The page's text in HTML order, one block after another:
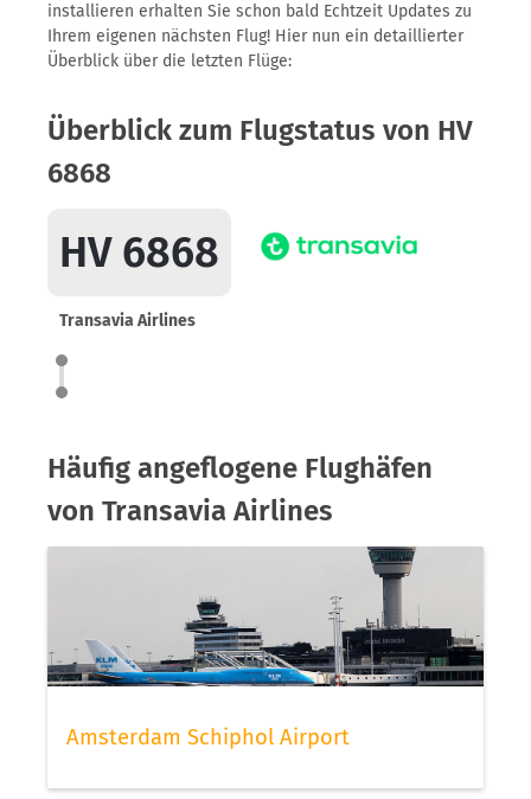
installieren erhalten Sie schon bald Echtzeit Updates zu
Ihrem eigenen nächsten Flug! Hier nun ein detaillierter
Überblick über die letzten Flüge:
Überblick zum Flugstatus von HV
6868
HV 6868
Transavia Airlines
Häufig angeflogene Flughäfen
von Transavia Airlines
Amsterdam Schiphol Airport